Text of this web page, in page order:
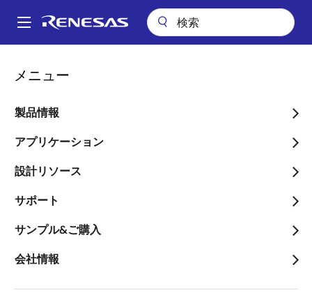
ン
Main
メニュー
製品情報
アプリケーション
設計リソース
サポート
サンプル&ご購入
会社情報
パ
ン
く
ず
20kW 三相PFCインバータ
20kW 三相PFCインバータ
概要